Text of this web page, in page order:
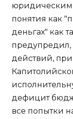
понятия как
деньгах" как
предупредил,
действий,
дефицит
все попытки